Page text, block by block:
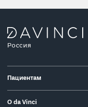
Россия
Пациентам
О da Vinci